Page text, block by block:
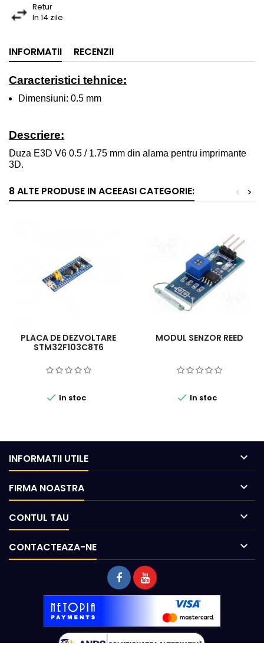
Retur
In 14 zile
INFORMATII RECENZII
Caracteristici tehnice:
Dimensiuni: 0.5 mm
Descriere:
Duza E3D V6 0.5 / 1.75 mm din alama pentru imprimante
3D.
8 ALTE PRODUSE IN ACEEASI CATEGORIE: >
<
PLACA DE DEZVOLTARE
STM32F103C8T6
 In stoc
MODUL SENZOR REED
 In stoc
INFORMATII UTILE 
FIRMA NOASTRA 
CONTUL TAU 
CONTACTEAZA-NE 